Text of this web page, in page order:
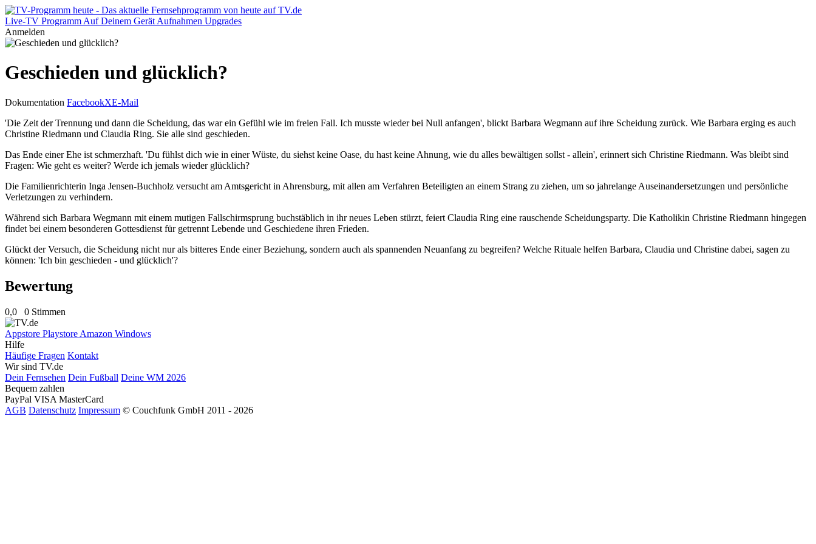
Live-TV Programm Auf Deinem Gerät Aufnahmen Upgrades
Anmelden
Geschieden und glücklich?
Dokumentation FacebookXE-Mail
'Die Zeit der Trennung und dann die Scheidung, das war ein Gefühl wie im freien Fall. Ich musste wieder bei Null anfangen', blickt Barbara Wegmann auf ihre Scheidung zurück. Wie Barbara erging es auch
Christine Riedmann und Claudia Ring. Sie alle sind geschieden.
Das Ende einer Ehe ist schmerzhaft. 'Du fühlst dich wie in einer Wüste, du siehst keine Oase, du hast keine Ahnung, wie du alles bewältigen sollst - allein', erinnert sich Christine Riedmann. Was bleibt sind
Fragen: Wie geht es weiter? Werde ich jemals wieder glücklich?
Die Familienrichterin Inga Jensen-Buchholz versucht am Amtsgericht in Ahrensburg, mit allen am Verfahren Beteiligten an einem Strang zu ziehen, um so jahrelange Auseinandersetzungen und persönliche
Verletzungen zu verhindern.
Während sich Barbara Wegmann mit einem mutigen Fallschirmsprung buchstäblich in ihr neues Leben stürzt, feiert Claudia Ring eine rauschende Scheidungsparty. Die Katholikin Christine Riedmann hingegen
findet bei einem besonderen Gottesdienst für getrennt Lebende und Geschiedene ihren Frieden.
Glückt der Versuch, die Scheidung nicht nur als bitteres Ende einer Beziehung, sondern auch als spannenden Neuanfang zu begreifen? Welche Rituale helfen Barbara, Claudia und Christine dabei, sagen zu
können: 'Ich bin geschieden - und glücklich'?
Bewertung
0,0 0 Stimmen
Appstore Playstore Amazon Windows
Hilfe
Häufige Fragen Kontakt
Wir sind TV.de
Dein Fernsehen Dein Fußball Deine WM 2026
Bequem zahlen
PayPal VISA MasterCard
AGB Datenschutz Impressum © Couchfunk GmbH 2011 - 2026